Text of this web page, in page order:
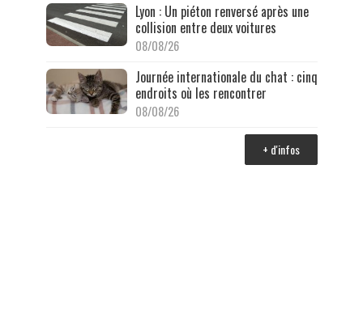
Lyon : Un piéton renversé après une
collision entre deux voitures
08/08/26
Journée internationale du chat : cinq
endroits où les rencontrer
08/08/26
+ d'infos